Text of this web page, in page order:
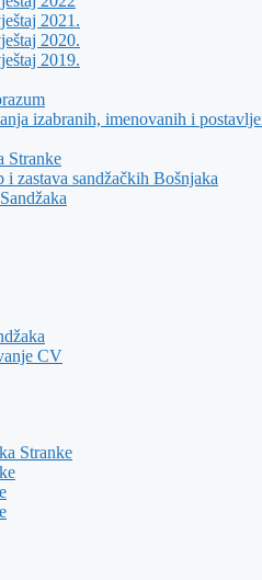
2021.
2020.
2019.
izabranih, imenovanih i
Stranke
zastava sandžačkih Bošnjaka
CV
Stranke